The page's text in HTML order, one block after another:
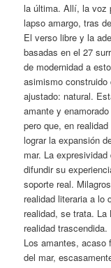
la última. Allí, la voz
lapso amargo, tras
El verso libre y la
basadas en el 27
de modernidad a
asimismo
ajustado: natural.
amante y
pero que, en
lograr la expansión
mar. La
difundir su
soporte real.
realidad literaria a lo
realidad, se trata.
realidad trascendida.
Los amantes, acaso
del mar,